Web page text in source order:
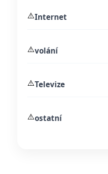
⚠️Internet
⚠️volání
⚠️Televize
⚠️ostatní